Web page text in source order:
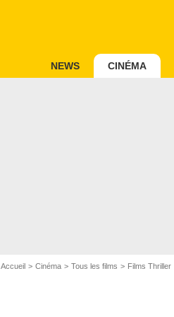
NEWS CINÉMA
Accueil Cinéma Tous les films Films Thriller